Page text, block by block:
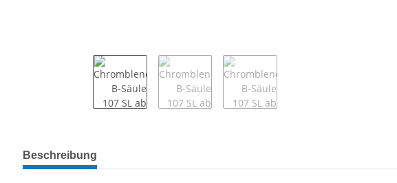
weitere Registerkarten anzeigen
Beschreibung